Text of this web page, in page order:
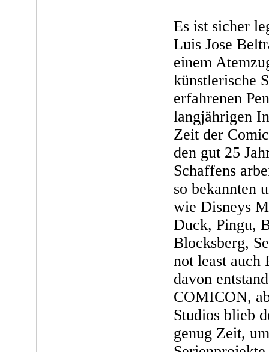
Es ist sicher
Luis Jose
einem
künstlerische
erfahrenen
langjährigen
Zeit der
den gut 25
Schaffens
so bekannten
wie Disneys
Duck, Pingu,
Blocksberg,
not least auch
davon
COMICON,
Studios blieb
genug Zeit,